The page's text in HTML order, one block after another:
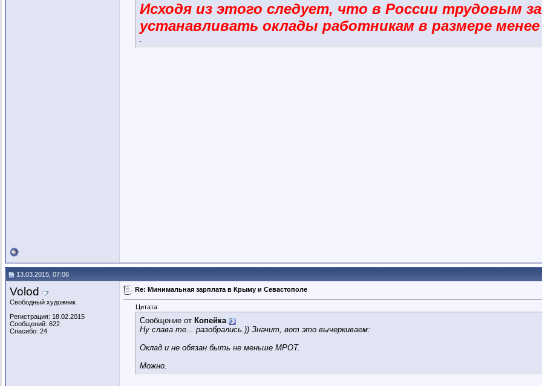
Исходя из этого следует, что в России трудовым
устанавливать оклады работникам в размере
.
13.03.2015, 07:06
Volod
Свободный художник
Регистрация: 18.02.2015
Сообщений: 622
Спасибо: 24
Re: Минимальная зарплата в Крыму и Севастополе
Цитата:
Сообщение от Копейка
Ну слава те... разобрались.)) Значит, вот это вычеркиваем:
Оклад и не обязан быть не меньше МРОТ.
Можно.